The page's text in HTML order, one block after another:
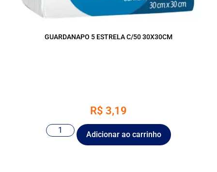
GUARDANAPO 5 ESTRELA C/50 30X30CM
R$ 3,19
Adicionar ao carrinho